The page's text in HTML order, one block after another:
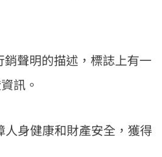
聲明的描述，標誌上有一
訊。
身健康和財產安全，獲得